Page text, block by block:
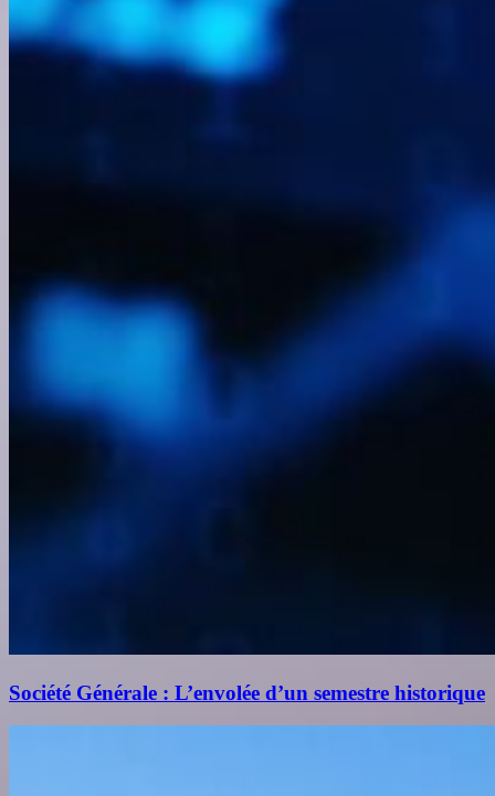
Société Générale : L’envolée d’un semestre historique